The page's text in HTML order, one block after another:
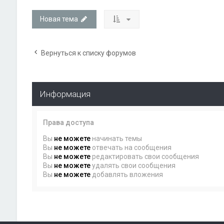
Новая тема
Вернуться к списку форумов
Информация
Права доступа
Вы не можетеначинать темы
Вы не можетеотвечать на сообщения
Вы не можетередактировать свои сообщения
Вы не можетеудалять свои сообщения
Вы не можетедобавлять вложения